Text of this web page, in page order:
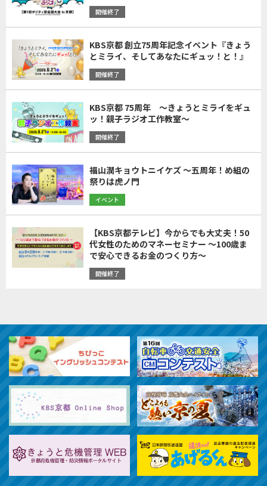
開催終了
KBS京都 創立75周年記念イベント『きょう
とミライ、そしてあなたにギュッ！と！』
開催終了
KBS京都 75周年 ～きょうとミライをギュ
ッ！親子ラジオ工作教室～
開催終了
福山潤キョウトニイケズ ～五周年！め組の
祭りは虎ノ門
イベント
【KBS京都テレビ】今からでも大丈夫！50
代女性のためのマネーセミナー ～100歳ま
で安心できるお金のつくり方～
開催終了